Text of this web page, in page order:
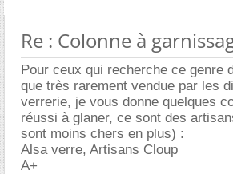
Re : Colonne à
Pour ceux qui recherche ce genre
que très rarement vendue par les
verrerie, je vous donne quelques
réussi à glaner, ce sont des
sont moins chers en plus) :
Alsa verre, Artisans Cloup
A+